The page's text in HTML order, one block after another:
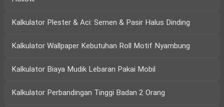
Kalkulator Plester & Aci: Semen & Pasir Halus Dinding
Kalkulator Wallpaper Kebutuhan Roll Motif Nyambung
Kalkulator Biaya Mudik Lebaran Pakai Mobil
Kalkulator Perbandingan Tinggi Badan 2 Orang